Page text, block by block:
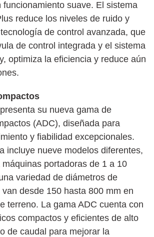
funcionamiento suave. El sistema
reduce los niveles de ruido y
de control avanzada, que
de control integrada y el sistema
optimiza la eficiencia y reduce aún
su nueva gama de
(ADC), diseñada para
y fiabilidad excepcionales.
incluye nueve modelos diferentes,
portadoras de 1 a 10
variedad de diámetros de
desde 150 hasta 800 mm en
terreno. La gama ADC cuenta con
compactos y eficientes de alto
de caudal para mejorar la